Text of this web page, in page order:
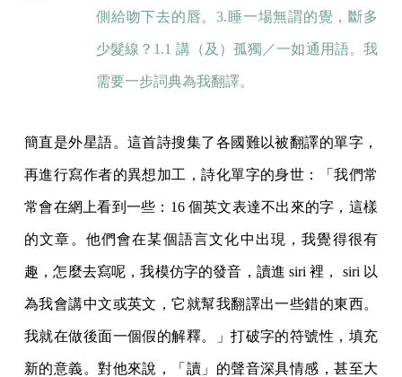
側給吻下去的唇。3.睡一場無謂的覺，斷多
少髮線？1.1 講（及）孤獨／一如通用語。我
需要一步詞典為我翻譯。
簡直是外星語。這首詩搜集了各國難以被翻譯的單字，
再進行寫作者的異想加工，詩化單字的身世：「我們常
常會在網上看到一些：16 個英文表達不出來的字，這樣
的文章。他們會在某個語言文化中出現，我覺得很有
趣，怎麼去寫呢，我模仿字的發音，讀進 siri 裡， siri 以
為我會講中文或英文，它就幫我翻譯出一些錯的東西。
我就在做後面一個假的解釋。」打破字的符號性，填充
新的意義。對他來說，「讀」的聲音深具情感，甚至大